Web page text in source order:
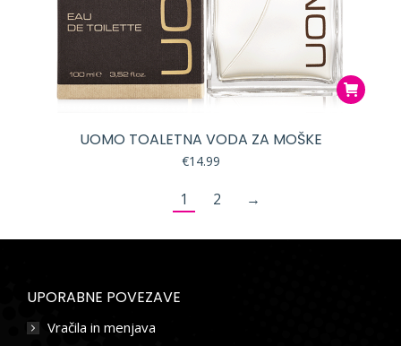
UOMO TOALETNA VODA ZA MOŠKE
€14.99
1 2 →
UPORABNE POVEZAVE
Vračila in menjava